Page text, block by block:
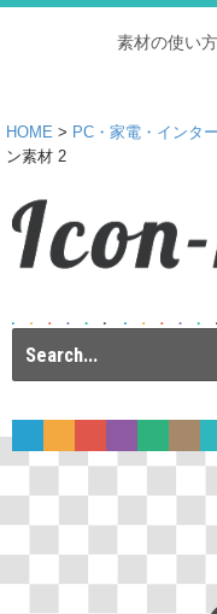
素材の使い方
HOME > PC・家電・インタ
ン素材 2